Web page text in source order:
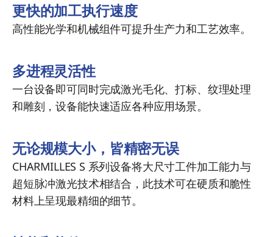
更快的加工执行速度
高性能光学和机械组件可提升生产力和工艺效率。
多进程灵活性
一台设备即可同时完成激光毛化、打标、纹理处理
和雕刻，设备能快速适应各种应用场景。
无论规模大小，皆精密无误
CHARMILLES S 系列设备将大尺寸工件加工能力与
超短脉冲激光技术相结合，此技术可在硬质和脆性
材料上呈现最精细的细节。